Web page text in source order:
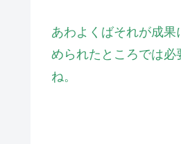
あわよくばそれが成
められたところでは
ね。